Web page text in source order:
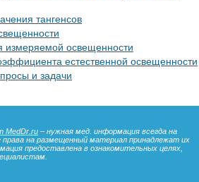
тангенсов
измеряемой освещенности
естественной освещенности
и задачи
MedDr.ru – нужная мед. информация всегда на
права на размещенный материал принадлежат их
предоставлена в ознакомительных целях,